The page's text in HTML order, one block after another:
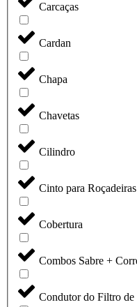
Carcaças
Cardan
Chapa
Chavetas
Cilindro
Cinto para Roçadeiras
Cobertura
Combos Sabre +
Condutor do Filtro